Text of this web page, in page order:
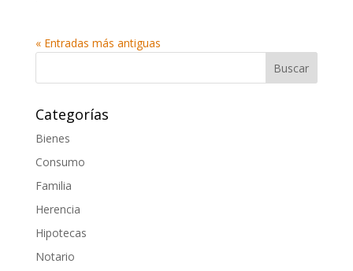
« Entradas más antiguas
Categorías
Bienes
Consumo
Familia
Herencia
Hipotecas
Notario